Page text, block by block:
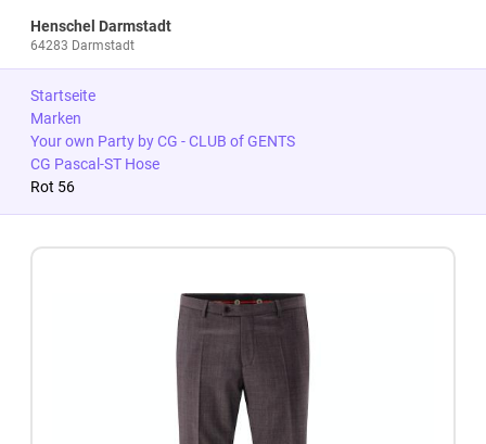
Henschel Darmstadt
64283 Darmstadt
Startseite
Marken
Your own Party by CG - CLUB of GENTS
CG Pascal-ST Hose
Rot 56